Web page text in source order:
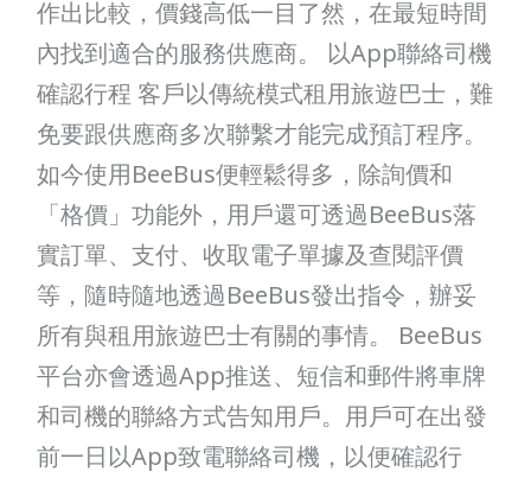
作出比較，價錢高低一目了然，在最短時間
內找到適合的服務供應商。 以App聯絡司機
確認行程 客戶以傳統模式租用旅遊巴士，難
免要跟供應商多次聯繫才能完成預訂程序。
如今使用BeeBus便輕鬆得多，除詢價和
「格價」功能外，用戶還可透過BeeBus落
實訂單、支付、收取電子單據及查閱評價
等，隨時隨地透過BeeBus發出指令，辦妥
所有與租用旅遊巴士有關的事情。 BeeBus
平台亦會透過App推送、短信和郵件將車牌
和司機的聯絡方式告知用戶。用戶可在出發
前一日以App致電聯絡司機，以便確認行